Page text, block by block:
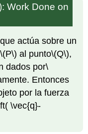
:Work Done on
actúa sobre un
\(P\) al punto\(Q\),
dados por\
Entonces
por la fuerza
\vec{q}-